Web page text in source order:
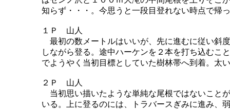
知らず・・・。今思うと一段目登れない時点で帰
１Ｐ 山人
最初の数メートルはいいが、先に進むに従い斜
しながら登る。途中ハーケンを２本を打ち込むこ
でようやく当初目標としていた樹林帯へ到着。太
２Ｐ 山人
当初思い描いたような単純な尾根ではないこと
いる。上に登るのには、トラバースぎみに進み、